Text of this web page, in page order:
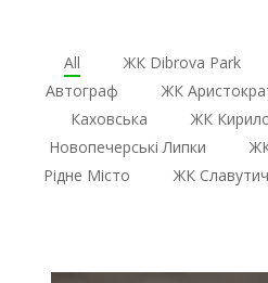
All ЖК Dibrova Park
Автограф
ЖК
Каховська
ЖК
Новопечерські Липки
Рідне Місто
ЖК Славутич